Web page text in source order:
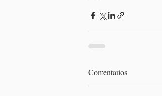
Comentarios